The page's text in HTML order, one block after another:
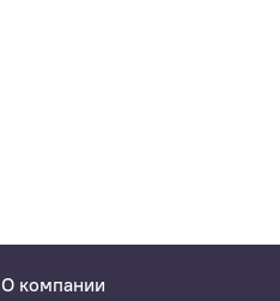
О компании